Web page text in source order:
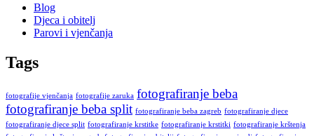
Blog
Djeca i obitelj
Parovi i vjenčanja
Tags
fotografije vjenčanja fotografije zaruka fotografiranje beba
fotografiranje beba split fotografiranje beba zagreb fotografiranje djece
fotografiranje djece split fotografiranje krstitke fotografiranje krstitki fotografiranje krštenja